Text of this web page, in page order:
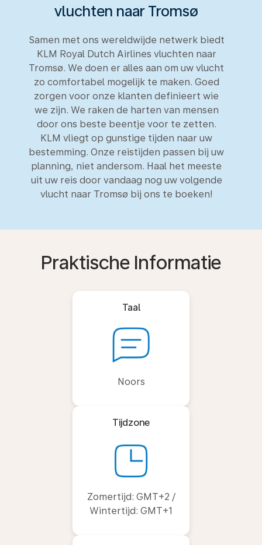
vluchten naar Tromsø
Samen met ons wereldwijde netwerk biedt
KLM Royal Dutch Airlines vluchten naar
Tromsø. We doen er alles aan om uw vlucht
zo comfortabel mogelijk te maken. Goed
zorgen voor onze klanten definieert wie
we zijn. We raken de harten van mensen
door ons beste beentje voor te zetten.
KLM vliegt op gunstige tijden naar uw
bestemming. Onze reistijden passen bij uw
planning, niet andersom. Haal het meeste
uit uw reis door vandaag nog uw volgende
vlucht naar Tromsø bij ons te boeken!
Praktische Informatie
Taal
Noors
Tijdzone
Zomertijd: GMT+2 /
Wintertijd: GMT+1